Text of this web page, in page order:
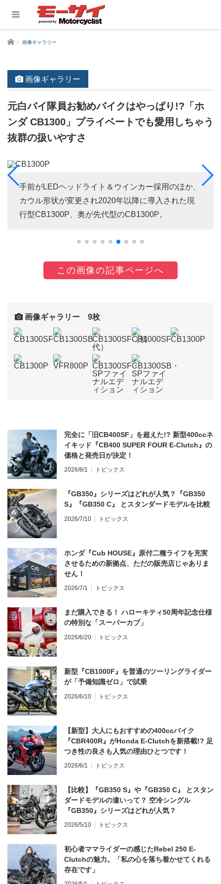
ホーム 画像ギャラリー
画像ギャラリー
元白バイ隊員お勧めバイクはやっぱり!?「ホ
ンダ CB1300」プライベートでも愛用しちゃう
抜群の扱いやすさ
手前がLEDヘッドライト＆ウインカー採用のほか、
カウル形状が変更され2020年以降に導入された現
行型CB1300P、奥が先代型のCB1300P。
この画像の記事ページへ
画像ギャラリー 9枚
完全に「旧CB400SF」を超えた!? 新型400ccネ
イキッド『CB400 SUPER FOUR E-Clutch』の
価格と発売日が決定！
2026/8/1 トピックス
『GB350』シリーズはどれが人気？『GB350
S』『GB350 C』 とスタンダードモデルを比較
2026/7/10 トピックス
ホンダ『Cub HOUSE』原付二種ライフを充実
させるための新拠点、ただの販売店じゃありま
せん！
2026/7/1 トピックス
まだ購入できる！ ハローキティ50周年記念仕様
の特別な「スーパーカブ」
2026/6/20 トピックス
新型『CB1000F』を普通のツーリングライダー
が「予備知識ゼロ」で試乗
2026/6/10 トピックス
【新型】大人にもおすすめの400ccバイク
『CBR400R』がHonda E-Clutchを新搭載!? 足
つき性の良さも人気の理由ひとつです！
2026/6/1 トピックス
【比較】『GB350 S』や『GB350 C』 とスタン
ダードモデルの違いって？ 空冷シングル
『GB350』シリーズはどれが人気？
2026/5/10 トピックス
初心者ママライダーの感じたRebel 250 E-
Clutchの魅力。「私の心を落ち着かせてくれる
存在です」